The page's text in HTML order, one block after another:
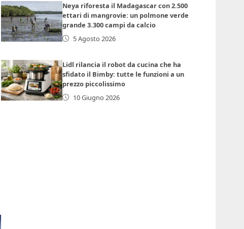
Neya riforesta il Madagascar con 2.500
ettari di mangrovie: un polmone verde
grande 3.300 campi da calcio
5 Agosto 2026
Lidl rilancia il robot da cucina che ha
sfidato il Bimby: tutte le funzioni a un
prezzo piccolissimo
10 Giugno 2026